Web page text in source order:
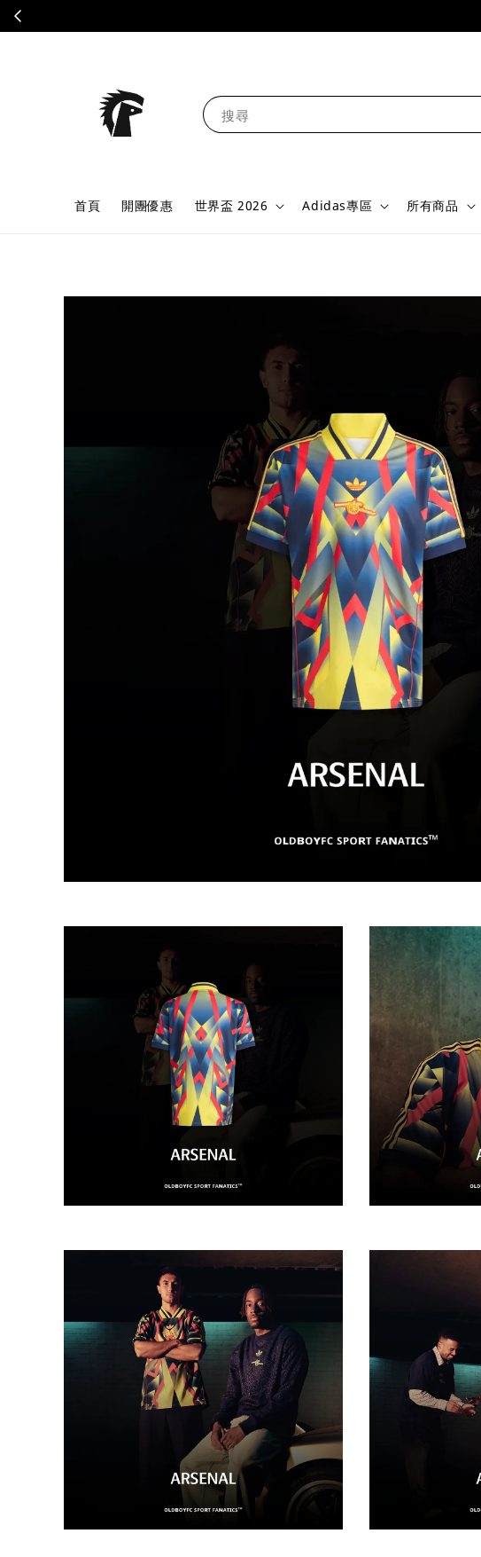
搜尋
首頁 開團優惠 世界盃 2026 Adidas專區 所有商品